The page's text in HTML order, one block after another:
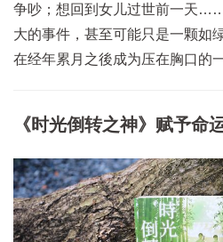
争吵；想回到女儿过世前一天
大的事件，甚至可能只是一颗如
在经年累月之後成为压在胸口的
《时光倒转之神》赋予命